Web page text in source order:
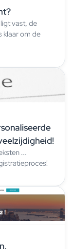
vast, de
klaar om de
...